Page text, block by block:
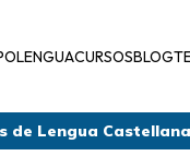
CURSOSBLOG
de Lengua